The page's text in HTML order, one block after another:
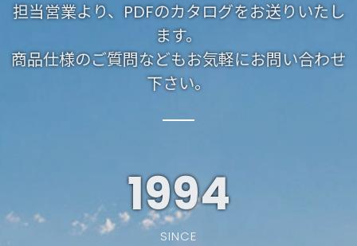
担当営業より、PDFのカタログをお送りいたし
ます。
商品仕様のご質問などもお気軽にお問い合わせ
下さい。
1994
SINCE